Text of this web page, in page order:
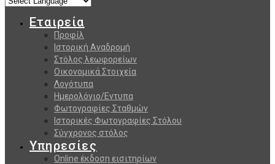
Εταιρεία
Προφίλ
Ιστορική Αναδρομή
Στόλος λεωφορείων
Οικονομικά Στοιχεία
Λογότυπα
Ημερολόγιο/Εντυπα
Φωτογραφίες Σταθμών
Ιστορικές Φωτογραφίες Στόλου
Σύγχρονος στόλος
Υπηρεσίες
Online έκδοση εισιτηρίων